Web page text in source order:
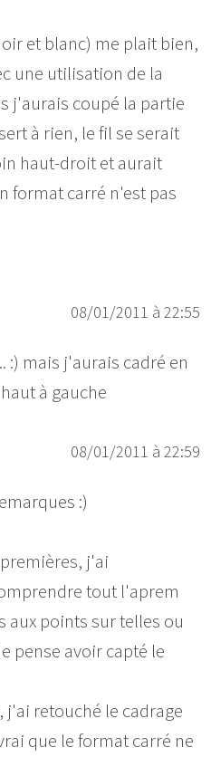
et blanc) me plait bien,
une utilisation de la
j'aurais coupé la partie
à rien, le fil se serait
haut-droit et aurait
format carré n'est pas
08/01/2011 à 22:55
:) mais j'aurais cadré en
à gauche
08/01/2011 à 22:59
:)
j'ai
tout l'aprem
aux points sur telles ou
pense avoir capté le
j'ai retouché le cadrage
que le format carré ne